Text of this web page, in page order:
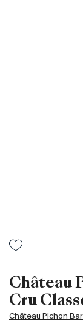
Unsere
USA
Libanon
Neuseeland
Portugal
Château
Cru
Château Pichon